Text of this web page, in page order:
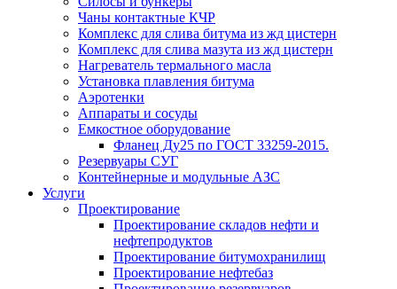
Чаны контактные КЧР
Комплекс для слива битума из жд цистерн
Комплекс для слива мазута из жд цистерн
Нагреватель термального масла
Установка плавления битума
Аэротенки
Аппараты и сосуды
Емкостное оборудование
Фланец Ду25 по ГОСТ 33259-2015.
Резервуары СУГ
Контейнерные и модульные АЗС
Услуги
Проектирование
Проектирование складов нефти и
нефтепродуктов
Проектирование битумохранилищ
Проектирование нефтебаз